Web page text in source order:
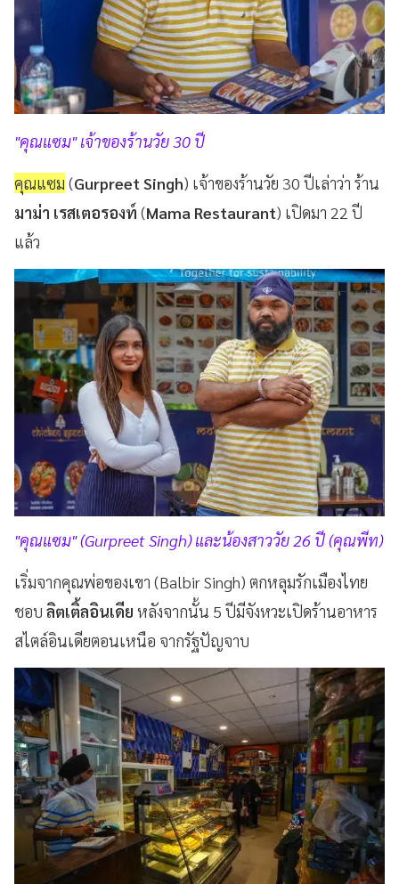
"คุณแซม" เจ้าของร้านวัย 30 ปี
คุณแซม (Gurpreet Singh) เจ้าของร้านวัย 30 ปีเล่าว่า ร้าน
มาม่า เรสเตอรองท์ (Mama Restaurant) เปิดมา 22 ปี
แล้ว
"คุณแซม" (Gurpreet Singh) และน้องสาววัย 26 ปี (คุณพีท)
เริ่มจากคุณพ่อของเขา (Balbir Singh) ตกหลุมรักเมืองไทย
ชอบ ลิตเติ้ลอินเดีย หลังจากนั้น 5 ปีมีจังหวะเปิดร้านอาหาร
สไตล์อินเดียตอนเหนือ จากรัฐปัญจาบ